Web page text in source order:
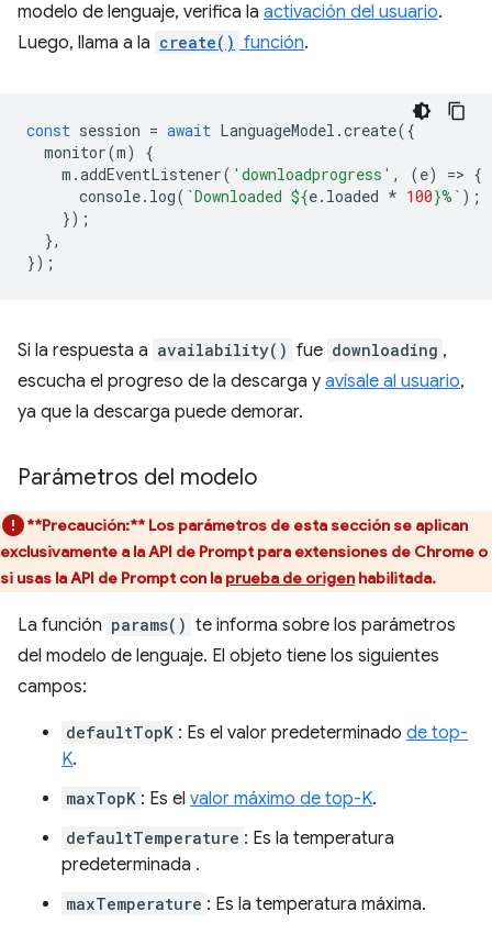
modelo de lenguaje, verifica la activación del usuario.
Luego, llama a la create() función.
const session = await LanguageModel .create({
monitor(m)
{
m .addEventListener( 'downloadprogress' , (e) => {
console. log( `Downloaded ${e. loaded * 100}%` );
});
},
});
Si la respuesta a availability() fue downloading ,
escucha el progreso de la descarga y avísale al usuario,
ya que la descarga puede demorar.
Parámetros del modelo
**Precaución:** Los parámetros de esta sección se aplican
exclusivamente a la API de Prompt para extensiones de Chrome o
si usas la API de Prompt con la prueba de origen habilitada.
La función params() te informa sobre los parámetros
del modelo de lenguaje. El objeto tiene los siguientes
campos:
defaultTopK : Es el valor predeterminado de top-
K.
maxTopK : Es el valor máximo de top-K.
defaultTemperature : Es la temperatura
predeterminada .
maxTemperature : Es la temperatura máxima.